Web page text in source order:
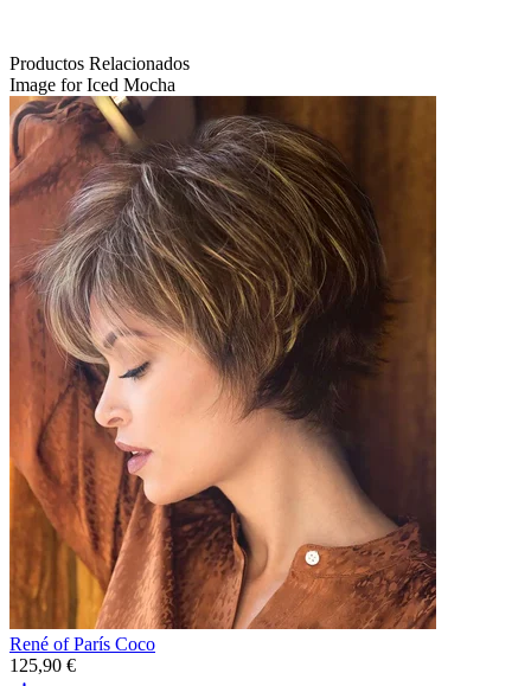
Productos Relacionados
Image for Iced Mocha
René of París Coco
125,90 €